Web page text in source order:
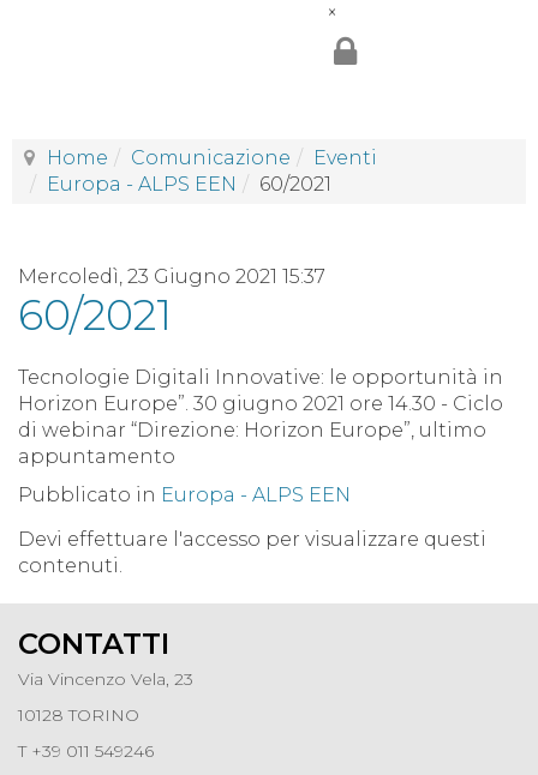
×
Home Comunicazione
Eventi
Europa - ALPS EEN
60/2021
Mercoledì, 23 Giugno 2021 15:37
60/2021
Tecnologie Digitali Innovative: le opportunità in
Horizon Europe”. 30 giugno 2021 ore 14.30 - Ciclo
di webinar “Direzione: Horizon Europe”, ultimo
appuntamento
Pubblicato in Europa - ALPS EEN
Devi effettuare l'accesso per visualizzare questi
contenuti.
CONTATTI
Via Vincenzo Vela, 23
10128 TORINO
T +39 011 549246